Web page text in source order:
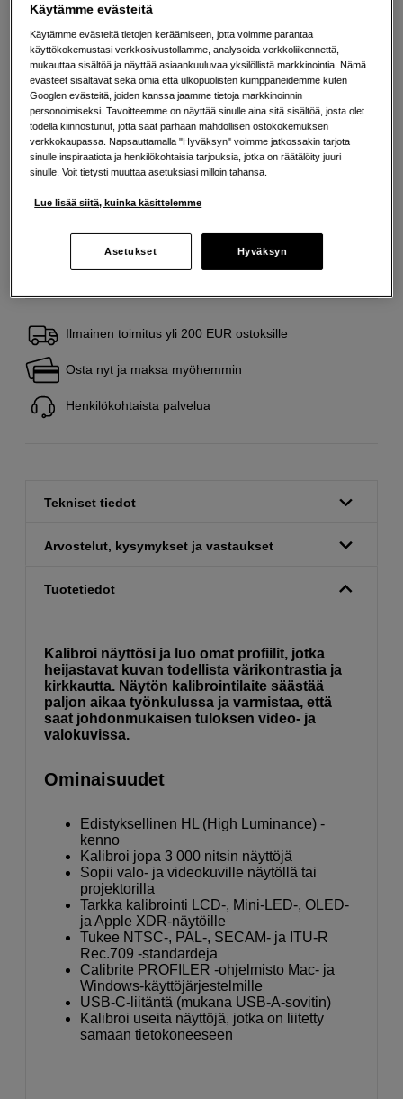
Lisää ostoskoriin
Maksa Svea-erämaksulla
Esimerkki: 36 kk, 10 EUR/kk, yhteensä 365 EUR, todellinen vuosikorko
19,07 %
Avausmaksu 5 EUR, laskutusmaksu 0 EUR/kk lisäksi
saada maksuhäiriömerkinnän. Se voi vaikeuttaa asunnon vuokraamista,
velkaneuvonnasta. Yhteystiedot löydät sivulta kkv.fi (avautuu uuteen
Ilmainen toimitus yli 200 EUR ostoksille
Osta nyt ja maksa myöhemmin
Henkilökohtaista palvelua
Tekniset tiedot
Arvostelut, kysymykset ja vastaukset
Tuotetiedot
Kalibroi näyttösi ja luo omat profiilit, jotka
heijastavat kuvan todellista värikontrastia ja
kirkkautta. Näytön kalibrointilaite säästää
paljon aikaa työnkulussa ja varmistaa, että
saat johdonmukaisen tuloksen video- ja
valokuvissa.
Ominaisuudet
Edistyksellinen HL (High Luminance) -
kenno
Kalibroi jopa 3 000 nitsin näyttöjä
Sopii valo- ja videokuville näytöllä tai
projektorilla
Tarkka kalibrointi LCD-, Mini-LED-, OLED-
ja Apple XDR-näytöille
Tukee NTSC-, PAL-, SECAM- ja ITU-R
Rec.709 -standardeja
Calibrite PROFILER -ohjelmisto Mac- ja
Windows-käyttöjärjestelmille
USB-C-liitäntä (mukana USB-A-sovitin)
Kalibroi useita näyttöjä, jotka on liitetty
samaan tietokoneeseen
Käytämme evästeitä
Käytämme evästeitä tietojen keräämiseen, jotta voimme parantaa
käyttökokemustasi verkkosivustollamme, analysoida verkkoliikennettä,
mukauttaa sisältöä ja näyttää asiaankuuluvaa yksilöllistä markkinointia. Nämä
evästeet sisältävät sekä omia että ulkopuolisten kumppaneidemme kuten
Googlen evästeitä, joiden kanssa jaamme tietoja markkinoinnin
personoimiseksi. Tavoitteemme on näyttää sinulle aina sitä sisältöä, josta olet
todella kiinnostunut, jotta saat parhaan mahdollisen ostokokemuksen
verkkokaupassa. Napsauttamalla "Hyväksyn" voimme jatkossakin tarjota
sinulle inspiraatiota ja henkilökohtaisia tarjouksia, jotka on räätälöity juuri
sinulle. Voit tietysti muuttaa asetuksiasi milloin tahansa.
Lue lisää siitä, kuinka käsittelemme
Asetukset Hyväksyn